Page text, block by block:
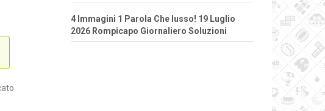
4 Immagini 1 Parola Che lusso! 19 Luglio
2026 Rompicapo Giornaliero Soluzioni